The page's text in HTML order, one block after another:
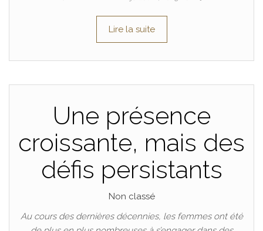
Lire la suite
Une présence
croissante, mais des
défis persistants
Non classé
Au cours des dernières décennies, les femmes ont été